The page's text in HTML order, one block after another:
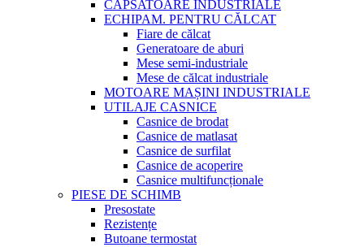
CAPSATOARE INDUSTRIALE
ECHIPAM. PENTRU CĂLCAT
Fiare de călcat
Generatoare de aburi
Mese semi-industriale
Mese de călcat industriale
MOTOARE MAȘINI INDUSTRIALE
UTILAJE CASNICE
Casnice de brodat
Casnice de matlasat
Casnice de surfilat
Casnice de acoperire
Casnice multifuncționale
PIESE DE SCHIMB
Presostate
Rezistențe
Butoane termostat